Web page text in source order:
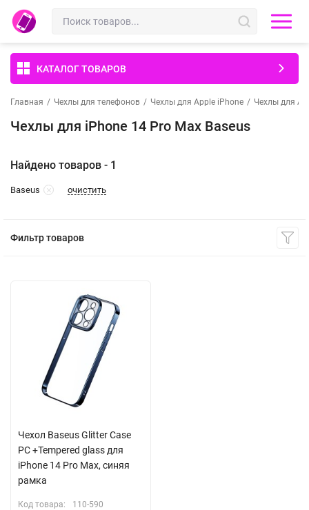
КАТАЛОГ ТОВАРОВ
Главная / Чехлы для телефонов / Чехлы для Apple iPhone / Чехлы для
Чехлы для iPhone 14 Pro Max Baseus
Найдено товаров - 1
Baseus очистить
Фильтр товаров
Чехол Baseus Glitter Case
PC +Tempered glass для
iPhone 14 Pro Max, синяя
рамка
Код товара: 110-590